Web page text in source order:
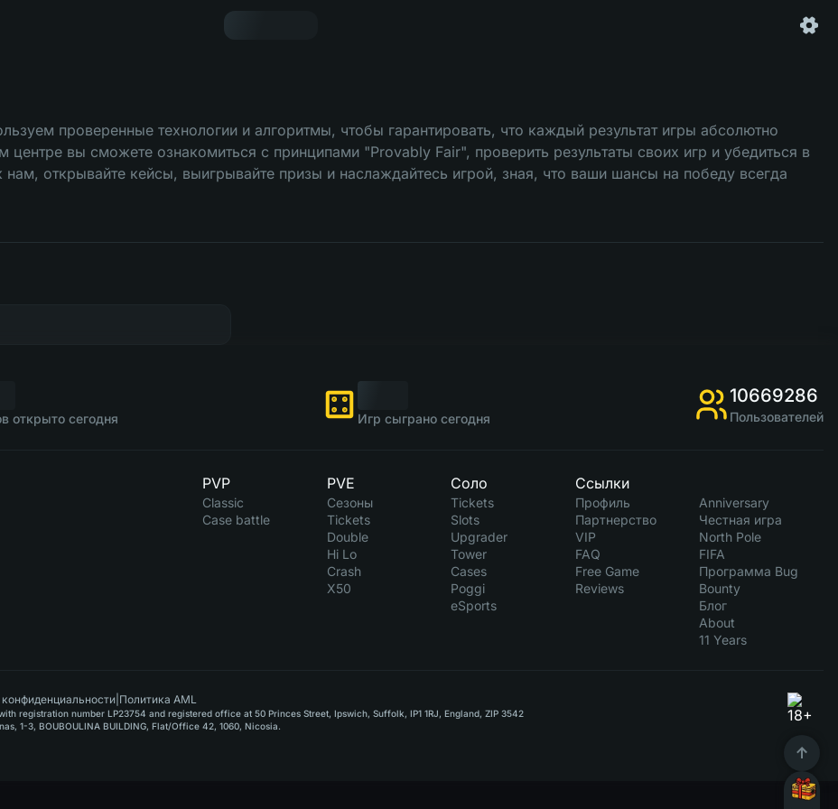
проверенные технологии и алгоритмы, чтобы гарантировать, что каждый результат игры абсолютно
вы сможете ознакомиться с принципами "Provably Fair", проверить результаты своих игр и убедиться в
открывайте кейсы, выигрывайте призы и наслаждайтесь игрой, зная, что ваши шансы на победу всегда
открыто сегодня Игр сыграно сегодня
10669286
Пользователей
PVP
Classic
Case battle
PVE
Сезоны
Tickets
Double
Hi Lo
Crash
X50
Соло
Tickets
Slots
Upgrader
Tower
Cases
Poggi
eSports
Ссылки
Профиль
Партнерство
VIP
FAQ
Free Game
Reviews
Anniversary
Честная игра
North Pole
FIFA
Программа Bug
Bounty
Блог
About
11 Years
Политика AML
registration number LP23754 and registered office at 50 Princes Street, Ipswich, Suffolk, IP1 1RJ, England, ZIP 3542
1-3, BOUBOULINA BUILDING, Flat/Office 42, 1060, Nicosia.